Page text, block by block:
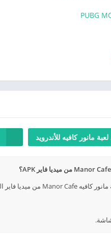
مانور كافيه للأندرويد